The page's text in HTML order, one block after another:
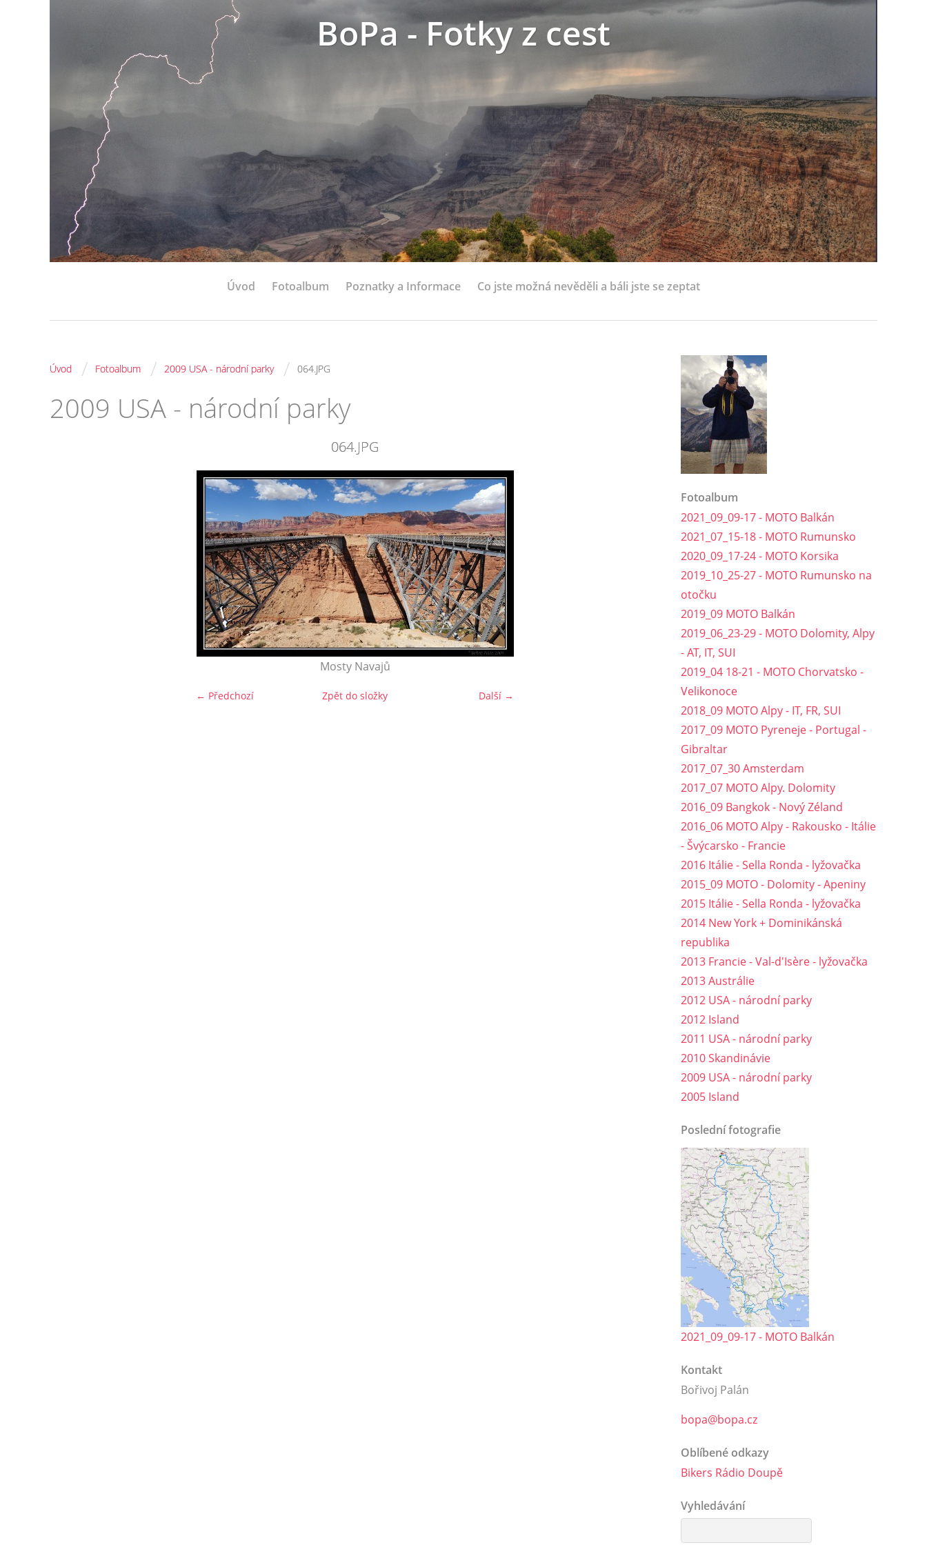
BoPa - Fotky z cest
Úvod Fotoalbum Poznatky a Informace Co jste možná nevěděli a báli jste se zeptat
Úvod / Fotoalbum / 2009 USA - národní parky / 064.JPG
2009 USA - národní parky
064.JPG
Mosty Navajů
← Předchozí Další →
Zpět do složky
Fotoalbum
2021_09_09-17 - MOTO Balkán
2021_07_15-18 - MOTO Rumunsko
2020_09_17-24 - MOTO Korsika
2019_10_25-27 - MOTO Rumunsko na
otočku
2019_09 MOTO Balkán
2019_06_23-29 - MOTO Dolomity, Alpy
- AT, IT, SUI
2019_04 18-21 - MOTO Chorvatsko -
Velikonoce
2018_09 MOTO Alpy - IT, FR, SUI
2017_09 MOTO Pyreneje - Portugal -
Gibraltar
2017_07_30 Amsterdam
2017_07 MOTO Alpy. Dolomity
2016_09 Bangkok - Nový Zéland
2016_06 MOTO Alpy - Rakousko - Itálie
- Švýcarsko - Francie
2016 Itálie - Sella Ronda - lyžovačka
2015_09 MOTO - Dolomity - Apeniny
2015 Itálie - Sella Ronda - lyžovačka
2014 New York + Dominikánská
republika
2013 Francie - Val-d'Isère - lyžovačka
2013 Austrálie
2012 USA - národní parky
2012 Island
2011 USA - národní parky
2010 Skandinávie
2009 USA - národní parky
2005 Island
Poslední fotografie
2021_09_09-17 - MOTO Balkán
Kontakt
Bořivoj Palán
bopa@bopa.cz
Oblíbené odkazy
Bikers Rádio Doupě
Vyhledávání